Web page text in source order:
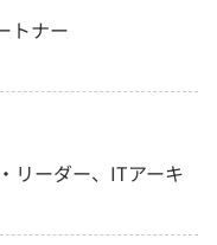
トナー
リーダー、ITアーキ